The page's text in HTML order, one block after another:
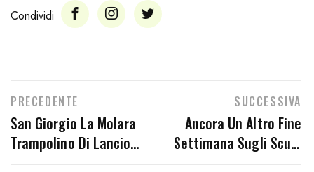
Condividi
PRECEDENTE
San Giorgio La Molara
Trampolino Di Lancio
SUCCESSIVA
Ancora Un Altro Fine
Settimana Sugli Scudi